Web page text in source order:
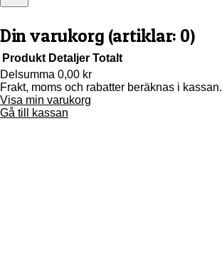
Din varukorg (artiklar: 0)
Produkter
i
Produkt Detaljer Totalt
Delsumma 0,00 kr
Frakt, moms och rabatter beräknas i kassan.
Visa min varukorg
Gå till kassan